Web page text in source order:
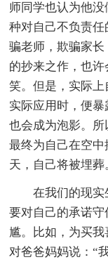
师同学也认为他
种对自己不负责
骗老师，欺骗家
的抄来之作，也
笑。但是，实际
实际应用时，便
也会成为泡影。所
最终为自己在空
天，自己将被埋葬
在我们的现实
要对自己的承诺
尴。比如，为买
对爸爸妈妈说：“